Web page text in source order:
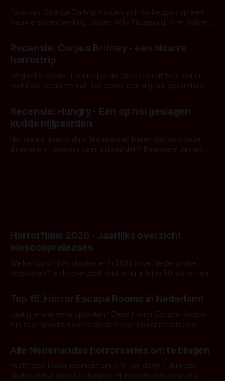
Fans van 'Strange Darling' mogen zich verheugen op een
nieuwe samenwerking tussen Willa Fitzgerald, Kyle Gallner
'Skeletons', een nieuwe creature feature waarvoor de
opnames zijn gestart in Australië.
Recensie: Corpus Britney - een bizarre
horrortrip
Belgische dichter Dominique de Groen houdt zich niet in
met haar debuutroman. De cover, een digitaal gerenderd en
achtergrond, belooft iets kleurrijks maar onheilspellends,
iets ongrijpbaars. En dat maakt De Groen met ieder woord
waar.
Recensie: Hungry - Een op hol geslagen
kudde nijlpaarden
Na haaien, anaconda's, leeuwen en beren dachten deze
filmmakers: waarom geen nijlpaarden? Regisseur James
Horrorfilms 2026 - Jaarlijks overzicht
bioscoopreleases
Welke horrorfilms draaien er in 2026 in de Nederlandse
bioscopen? In dit overzicht vind je nu al bijna 50 horror- en
Top 15: Horror Escape Rooms in Nederland
Laat jij je wel eens opsluiten? Deze Horror Escape Rooms
zijn zeer geschikt om te spelen voor horrorliefhebbers.
Alle Nederlandse horrorseries om te bingen
Herfstdip? Ideaal moment om één van deze 7 duistere
Nederlandse series te bingen! Bij nederhorror denk je al